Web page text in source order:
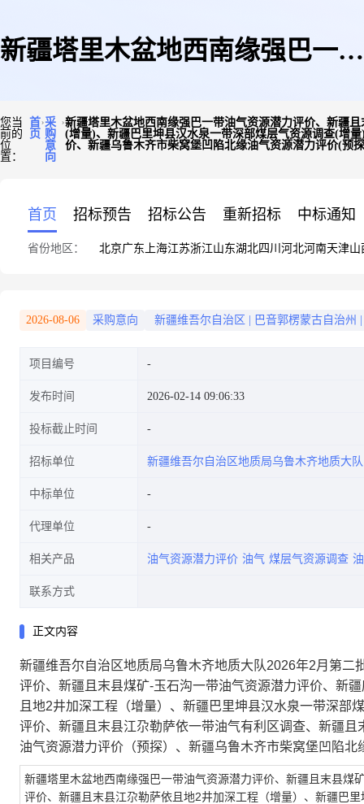
新疆塔里木盆地西南缘强巴一带
油气资源潜力评价、新疆且末县
煤矿-玉石沟一带油气资源潜力
评价、新疆库尔勒—尉犁县北油
气资源潜力评价、新疆且末县江
尕勒萨依且地2井加深工程(增
量)、新疆巴里坤县汉水泉一带
深部煤层气资源调查(增量)、新
您当
前的
位
置：
首
页
采
购
意
向
新疆塔里木盆地西南缘强巴一带油气资源潜力评价、新疆
(增量)、新疆巴里坤县汉水泉一带深部煤层气资源调查(增
价、新疆乌鲁木齐市柴窝堡凹陷北缘油气资源潜力评价(预
首页 招标预告 招标公告 重新招标 中标通知
省份地区： 北京广东 上海江苏浙江山东湖北四川 河北河南天津山
2026-08-06 采购意向 新疆维吾尔自治区 巴音郭楞蒙古自治州
项目编号
发布时间 2026-02-14 09:06:33
投标截止时间
招标单位 新疆维吾尔自治区地质局乌鲁木齐地质大队
中标单位
代理单位
相关产品 油气资源潜力评价 油气 煤层气资源调查
联系方式
正文内容
新疆维吾尔自治区地质局乌鲁木齐地质大队2026年2月第
评价、新疆且末县煤矿-玉石沟一带油气资源潜力评价、新
且地2井加深工程（增量）、新疆巴里坤县汉水泉一带深部
评价、新疆且末县江尕勒萨依一带油气有利区调查、新疆
油气资源潜力评价（预探）、新疆乌鲁木齐市柴窝堡凹陷
新疆塔里木盆地西南缘强巴一带油气资源潜力评价、新疆且末县
评价、新疆且末县江尕勒萨依且地2井加深工程（增量）、新疆巴